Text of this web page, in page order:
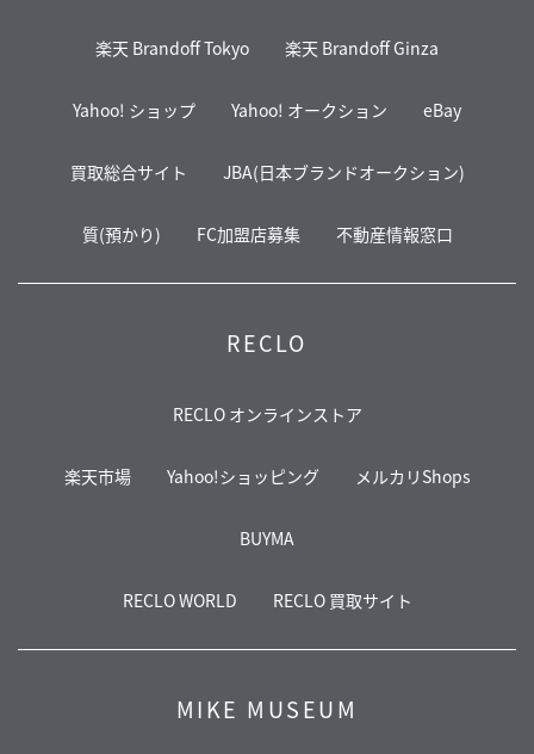
楽天 Brandoff Tokyo 楽天 Brandoff Ginza
Yahoo! ショップ Yahoo! オークション eBay
買取総合サイト JBA(日本ブランドオークション)
質(預かり) FC加盟店募集 不動産情報窓口
RECLO
RECLO オンラインストア
楽天市場 Yahoo!ショッピング メルカリShops
BUYMA
RECLO WORLD RECLO 買取サイト
MIKE MUSEUM